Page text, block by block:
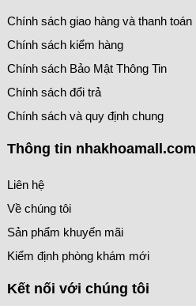
Chính sách giao hàng và thanh toán
Chính sách kiểm hàng
Chính sách Bảo Mật Thông Tin
Chính sách đổi trả
Chính sách và quy định chung
Thông tin nhakhoamall.com
Liên hệ
Về chúng tôi
Sản phẩm khuyến mãi
Kiểm định phòng khám mới
Kết nối với chúng tôi